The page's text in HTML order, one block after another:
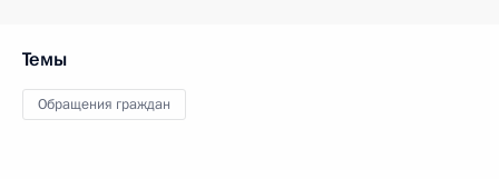
Темы
Обращения граждан